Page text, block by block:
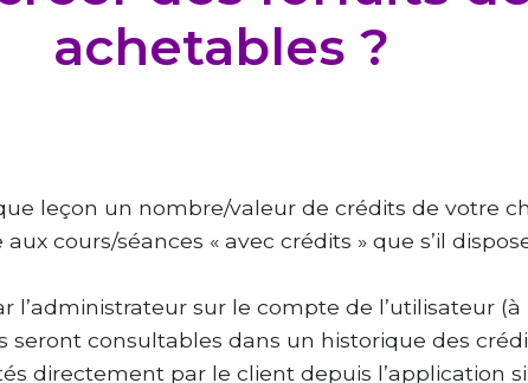
achetables ?
leçon un nombre/valeur de crédits de votre
aux cours/séances « avec crédits » que s’il
l’administrateur sur le compte de l’utilisateur
seront consultables dans un historique des
directement par le client depuis l’application